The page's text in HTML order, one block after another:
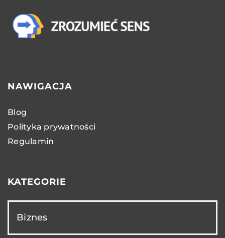
NAWIGACJA
Blog
Polityka prywatności
Regulamin
KATEGORIE
Biznes